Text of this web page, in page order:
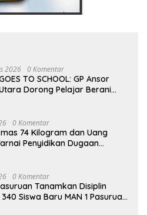
2026 0 Komentar
TO SCHOOL: GP Ansor
Dorong Pelajar Berani
0 Komentar
74 Kilogram dan Uang
Penyidikan Dugaan
0 Komentar
Tanamkan Disiplin
Siswa Baru MAN 1 Pasuruan,